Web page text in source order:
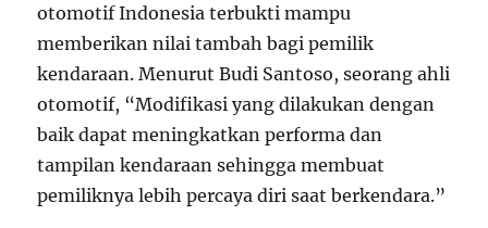
otomotif Indonesia terbukti mampu
memberikan nilai tambah bagi pemilik
kendaraan. Menurut Budi Santoso, seorang ahli
otomotif, “Modifikasi yang dilakukan dengan
baik dapat meningkatkan performa dan
tampilan kendaraan sehingga membuat
pemiliknya lebih percaya diri saat berkendara.”